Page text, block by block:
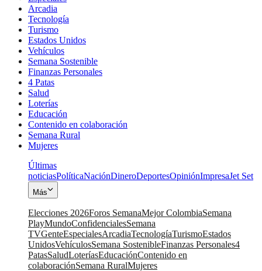
Arcadia
Tecnología
Turismo
Estados Unidos
Vehículos
Semana Sostenible
Finanzas Personales
4 Patas
Salud
Loterías
Educación
Contenido en colaboración
Semana Rural
Mujeres
Últimas
noticiasPolíticaNaciónDineroDeportesOpiniónImpresaJet Set
Más
Elecciones 2026Foros SemanaMejor ColombiaSemana
PlayMundoConfidencialesSemana
TVGenteEspecialesArcadiaTecnologíaTurismoEstados
UnidosVehículosSemana SostenibleFinanzas Personales4
PatasSaludLoteríasEducaciónContenido en
colaboraciónSemana RuralMujeres